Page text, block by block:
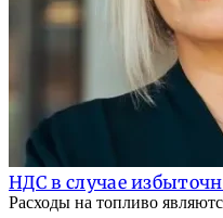
НДС в случае
Расходы на топливо